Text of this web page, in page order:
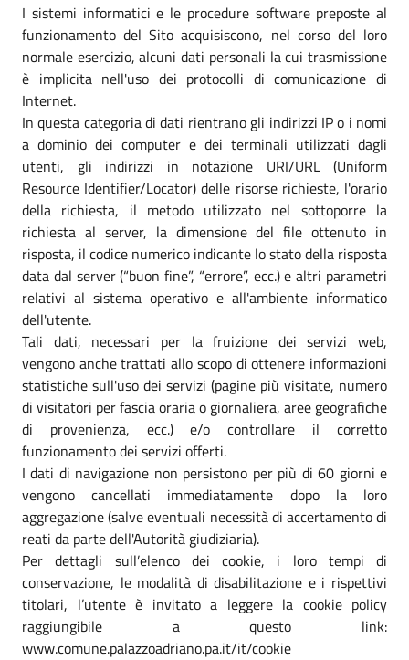
I sistemi informatici e le procedure software preposte al
funzionamento del Sito acquisiscono, nel corso del loro
normale esercizio, alcuni dati personali la cui trasmissione
è implicita nell'uso dei protocolli di comunicazione di
Internet.
In questa categoria di dati rientrano gli indirizzi IP o i nomi
a dominio dei computer e dei terminali utilizzati dagli
utenti, gli indirizzi in notazione URI/URL (Uniform
Resource Identifier/Locator) delle risorse richieste, l'orario
della richiesta, il metodo utilizzato nel sottoporre la
richiesta al server, la dimensione del file ottenuto in
risposta, il codice numerico indicante lo stato della risposta
data dal server (“buon fine”, “errore”, ecc.) e altri parametri
relativi al sistema operativo e all'ambiente informatico
dell'utente.
Tali dati, necessari per la fruizione dei servizi web,
vengono anche trattati allo scopo di ottenere informazioni
statistiche sull'uso dei servizi (pagine più visitate, numero
di visitatori per fascia oraria o giornaliera, aree geografiche
di provenienza, ecc.) e/o controllare il corretto
funzionamento dei servizi offerti.
I dati di navigazione non persistono per più di 60 giorni e
vengono cancellati immediatamente dopo la loro
aggregazione (salve eventuali necessità di accertamento di
reati da parte dell'Autorità giudiziaria).
Per dettagli sull’elenco dei cookie, i loro tempi di
conservazione, le modalità di disabilitazione e i rispettivi
titolari, l’utente è invitato a leggere la cookie policy
raggiungibile a questo link:
www.comune.palazzoadriano.pa.it/it/cookie